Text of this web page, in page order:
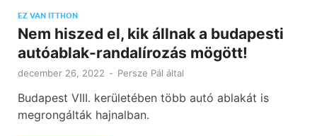
EZ VAN ITTHON
Nem hiszed el, kik állnak a budapesti
autóablak-randalírozás mögött!
december 26, 2022 - Persze Pál által
Budapest VIII. kerületében több autó ablakát is
megrongálták hajnalban.